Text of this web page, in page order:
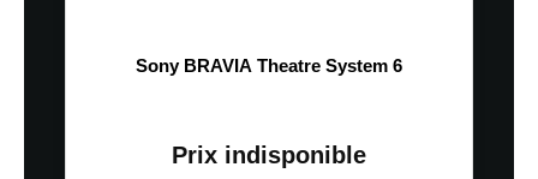
Sony BRAVIA Theatre System 6
Prix indisponible